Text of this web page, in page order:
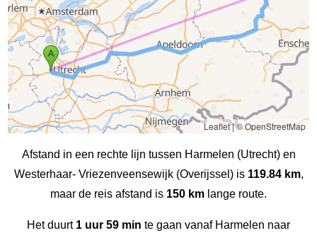
Leaflet|© OpenStreetMap
Afstand in een rechte lijn tussen Harmelen (Utrecht) en
Westerhaar- Vriezenveensewijk (Overijssel) is 119.84 km,
maar de reis afstand is 150 km lange route.
Het duurt 1 uur 59 min te gaan vanaf Harmelen naar